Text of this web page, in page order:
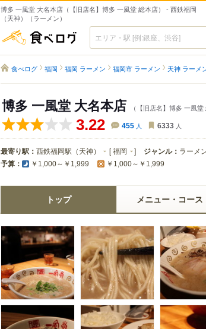
博多 一風堂 大名本店（【旧店名】博多 一風堂 総本店） - 西鉄福岡
（天神）（ラーメン）
食べログ
食べログ 福岡 福岡 ラーメン 福岡市 ラーメン 天神 ラーメ
博多 一風堂 大名本店 （【旧店名】博多 一風堂
3.22 455 人 6333 人
最寄り駅： 西鉄福岡駅（天神） [福岡 ] ジャンル： ラーメ
予算： ￥1,000～￥1,999 ￥1,000～￥1,999
トップ メニュー・コース